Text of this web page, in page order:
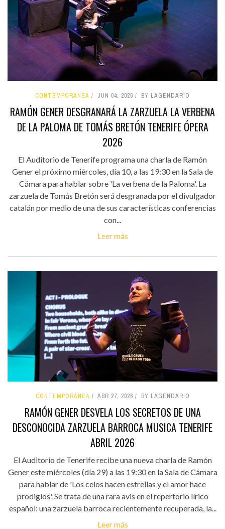
CONTEMPORÁNEA JUN 04, 2026 BY LAGENDARIO
RAMÓN GENER DESGRANARÁ LA ZARZUELA LA VERBENA
DE LA PALOMA DE TOMÁS BRETÓN TENERIFE ÓPERA
2026
El Auditorio de Tenerife programa una charla de Ramón
Gener el próximo miércoles, día 10, a las 19:30 en la Sala de
Cámara para hablar sobre 'La verbena de la Paloma'. La
zarzuela de Tomás Bretón será desgranada por el divulgador
catalán por medio de una de sus características conferencias
con...
Leer más
CONTEMPORÁNEA ABR 27, 2026 BY LAGENDARIO
RAMÓN GENER DESVELA LOS SECRETOS DE UNA
DESCONOCIDA ZARZUELA BARROCA MUSICA TENERIFE
ABRIL 2026
El Auditorio de Tenerife recibe una nueva charla de Ramón
Gener este miércoles (día 29) a las 19:30 en la Sala de Cámara
para hablar de 'Los celos hacen estrellas y el amor hace
prodigios'. Se trata de una rara avis en el repertorio lírico
español: una zarzuela barroca recientemente recuperada, la...
Leer más